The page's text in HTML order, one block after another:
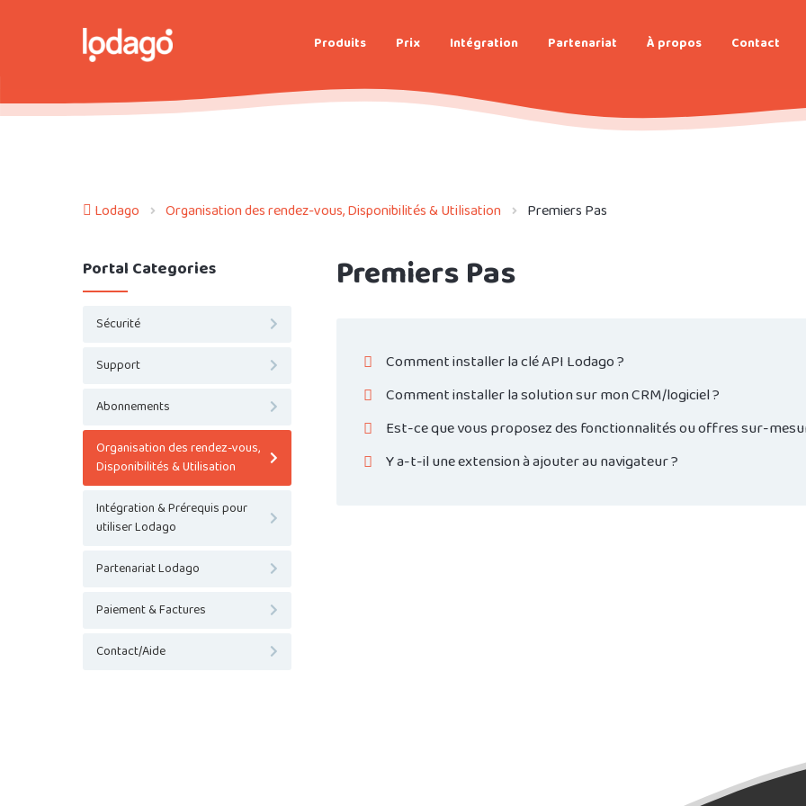
Produits Prix Intégration Partenariat À propos Contact
Lodago Organisation des rendez-vous, Disponibilités & Utilisation Premiers Pas
Portal Categories
Sécurité
Support
Abonnements
Organisation des rendez-vous,
Disponibilités & Utilisation
Intégration & Prérequis pour
utiliser Lodago
Partenariat Lodago
Paiement & Factures
Contact/Aide
Premiers Pas
Comment installer la clé API Lodago ?
Comment installer la solution sur mon CRM/logiciel ?
Est-ce que vous proposez des fonctionnalités ou offres sur-
Y a-t-il une extension à ajouter au navigateur ?